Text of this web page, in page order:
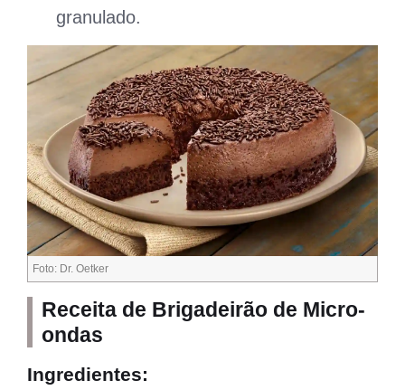
granulado.
Foto: Dr. Oetker
Receita de Brigadeirão de Micro-
ondas
Ingredientes: